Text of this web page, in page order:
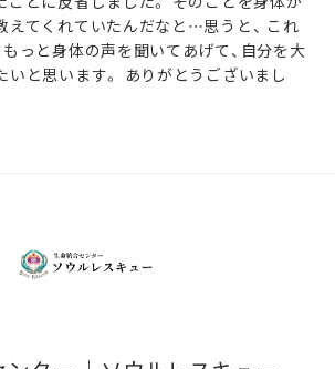
えてくれていたんだなと…思うと、 これ
もっと身体の声を聞いてあげて、自分を大
いと思います。 ありがとうございまし